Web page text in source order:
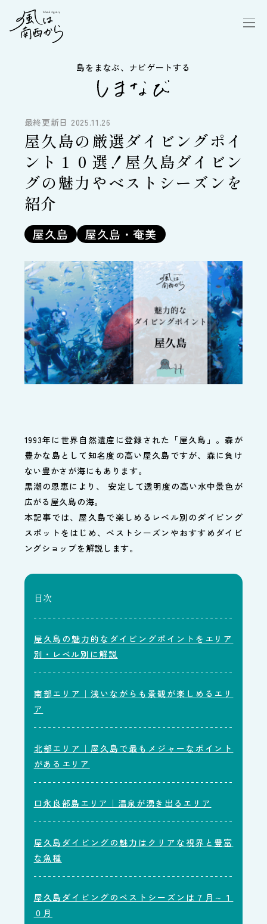
島をまなぶ、ナビゲートする
最終更新日 2025.11.26
屋久島の厳選ダイビングポイ
ント１０選！屋久島ダイビン
グの魅力やベストシーズンを
紹介
屋久島 屋久島・奄美
1993年に世界自然遺産に登録された「屋久島」。森が
豊かな島として知名度の高い屋久島ですが、森に負け
ない豊かさが海にもあります。
黒潮の恩恵により、 安定して透明度の高い水中景色が
広がる屋久島の海。
本記事では、屋久島で楽しめるレベル別のダイビング
スポットをはじめ、ベストシーズンやおすすめダイビ
ングショップを解説します。
目次
屋久島の魅力的なダイビングポイントをエリア
別・レベル別に解説
南部エリア｜浅いながらも景観が楽しめるエリ
ア
北部エリア｜屋久島で最もメジャーなポイント
があるエリア
口永良部島エリア｜温泉が湧き出るエリア
屋久島ダイビングの魅力はクリアな視界と豊富
な魚種
屋久島ダイビングのベストシーズンは７月～１
０月